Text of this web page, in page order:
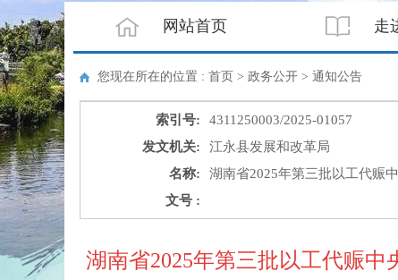
网站首页 走
您现在所在的位置 : 首页 > 政务公开 > 通知公告
索引号: 4311250003/2025-01057
发文机关:
江永县发展和改革局
名称:
湖南省2025年第三批以工代赈
文号 :
湖南省2025年第三批以工代赈